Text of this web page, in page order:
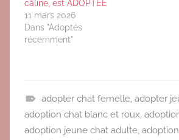
câline, est ADOPTEE
11 mars 2026
Dans "Adoptés
récemment"
A
d
adopter chat femelle, adopter
adoption chat blanc et roux,
adoption jeune chat adulte,